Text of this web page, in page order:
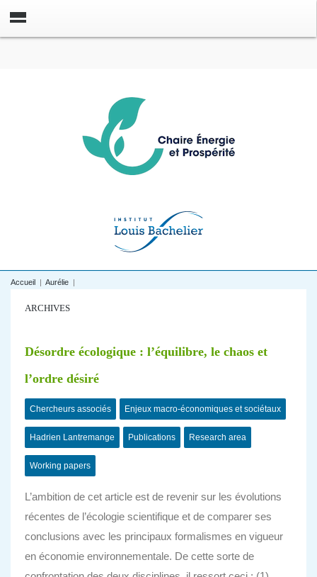
Accueil | Aurélie |
ARCHIVES
Désordre écologique : l’équilibre, le chaos et
l’ordre désiré
Chercheurs associés Enjeux macro-économiques et sociétaux
Hadrien Lantremange Publications Research area
Working papers
L’ambition de cet article est de revenir sur les évolutions
récentes de l’écologie scientifique et de comparer ses
conclusions avec les principaux formalismes en vigueur
en économie environnementale. De cette sorte de